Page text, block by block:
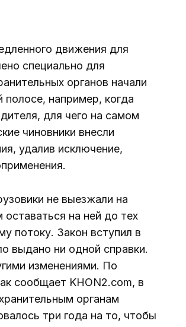
движения для
специально для
органов начали
например, когда
для чего на самом
чиновники внесли
удалив исключение,
не выезжали на
на ней до тех
потоку. Закон вступил в
выдано ни одной справки.
изменениями. По
сообщает KHON2.com, в
органам
три года на то, чтобы